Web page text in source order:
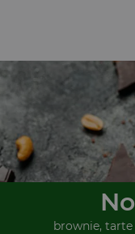
brownie, tarte